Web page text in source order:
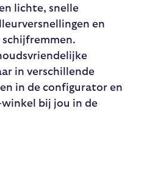
lichte, snelle
en
schijfremmen.
in verschillende
in de configurator en
bij jou in de